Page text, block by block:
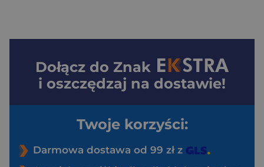
Dołącz do Znak
i oszczędzaj na dostawie!
Twoje korzyści:
Darmowa dostawa od 99 zł z